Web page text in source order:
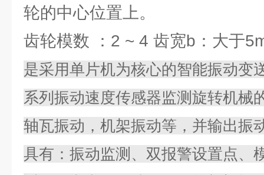
轮的中心位置上。
齿轮模数 ：2 ~ 4 齿宽b：大于
是采用单片机为核心的智能振动变
系列振动速度传感器监测旋转机械
轴瓦振动，机架振动等，并输出振
具有：振动监测、双报警设置点、